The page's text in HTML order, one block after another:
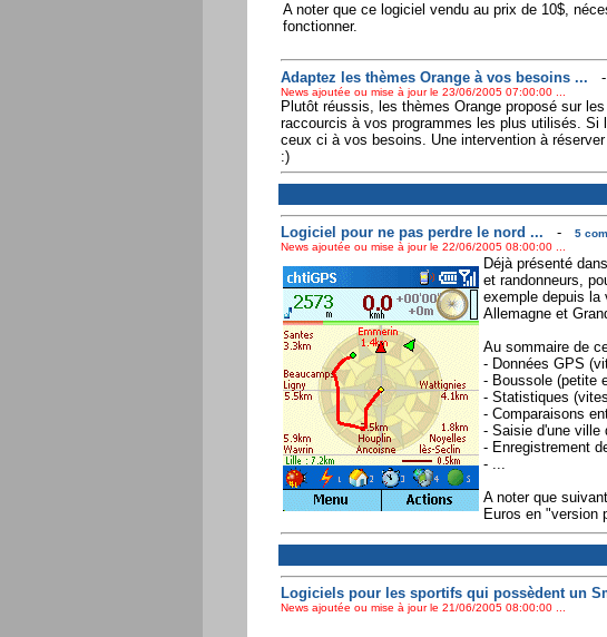
A noter que ce logiciel vendu au prix de 10$,
fonctionner.
Adaptez les thèmes Orange à vos besoins ...
News ajoutée ou mise à jour le 23/06/2005 07:00:00 ...
Plutôt réussis, les thèmes Orange proposé sur
raccourcis à vos programmes les plus utilisés. Si
ceux ci à vos besoins. Une intervention à
:)
Logiciel pour ne pas perdre le nord ... -
5
News ajoutée ou mise à jour le 22/06/2005 08:00:00 ...
Déjà présenté
et randonneurs,
exemple depuis la
Allemagne et
Au sommaire de
- Données GPS
- Boussole (petite
- Statistiques
- Comparaisons
- Saisie d'une ville
- Enregistrement
- ...
A noter que
Euros en "version
Logiciels pour les sportifs qui possèdent un
News ajoutée ou mise à jour le 21/06/2005 08:00:00 ...